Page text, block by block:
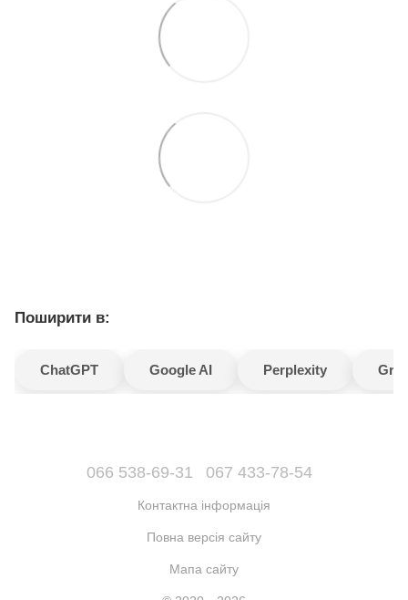
Поширити в:
ChatGPT Google AI Perplexity
066 538-69-31 067 433-78-54
Контактна інформація
Повна версія сайту
Мапа сайту